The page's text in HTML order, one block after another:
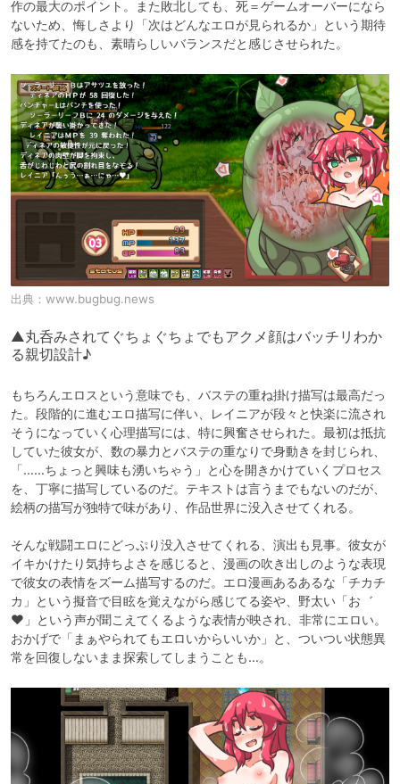
作の最大のポイント。また敗北しても、死＝ゲームオーバーになら
ないため、悔しさより「次はどんなエロが見られるか」という期待
感を持てたのも、素晴らしいバランスだと感じさせられた。
出典： www.bugbug.news
▲丸呑みされてぐちょぐちょでもアクメ顔はバッチリわか
る親切設計♪
もちろんエロスという意味でも、バステの重ね掛け描写は最高だっ
た。段階的に進むエロ描写に伴い、レイニアが段々と快楽に流され
そうになっていく心理描写には、特に興奮させられた。最初は抵抗
していた彼女が、数の暴力とバステの重なりで身動きを封じられ、
「……ちょっと興味も湧いちゃう」と心を開きかけていくプロセス
を、丁寧に描写しているのだ。テキストは言うまでもないのだが、
絵柄の描写が独特で味があり、作品世界に没入させてくれる。
そんな戦闘エロにどっぷり没入させてくれる、演出も見事。彼女が
イキかけたり気持ちよさを感じると、漫画の吹き出しのような表現
で彼女の表情をズーム描写するのだ。エロ漫画あるあるな「チカチ
カ」という擬音で目眩を覚えながら感じてる姿や、野太い「お゛
♥」という声が聞こえてくるような表情が映され、非常にエロい。
おかげで「まぁやられてもエロいからいいか」と、ついつい状態異
常を回復しないまま探索してしまうことも…。